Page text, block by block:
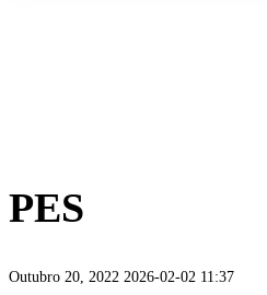
PES
Outubro 20, 2022 2026-02-02 11:37